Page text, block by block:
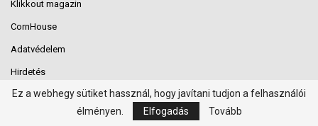
Klikkout magazin
CornHouse
Adatvédelem
Hirdetés
Kapcsolat
Ez a webhegy sütiket hassznál, hogy javítani tudjon a felhasználói
élményen.
Elfogadás Tovább